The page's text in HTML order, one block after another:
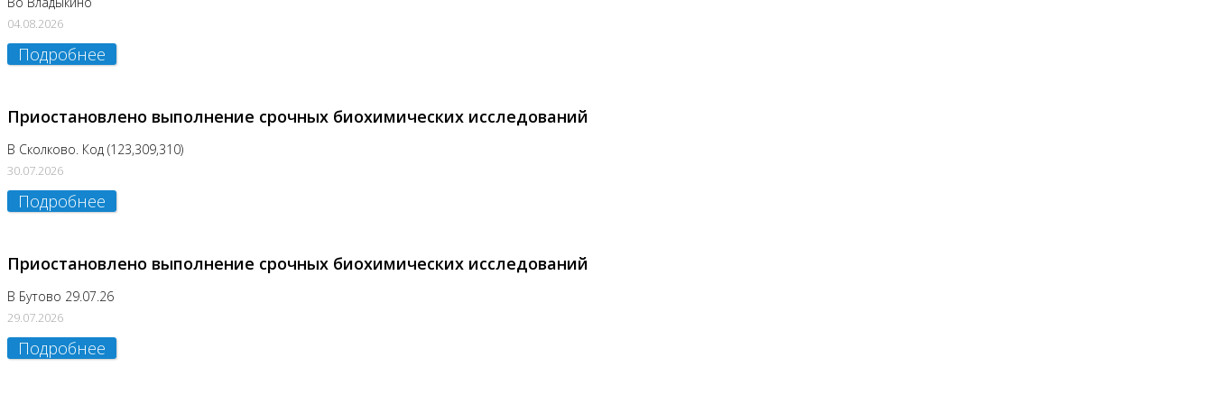
04.08.2026
Подробнее
Приостановлено выполнение срочных биохимических исследований
В Сколково. Код (123,309,310)
30.07.2026
Подробнее
Приостановлено выполнение срочных биохимических исследований
В Бутово 29.07.26
29.07.2026
Подробнее